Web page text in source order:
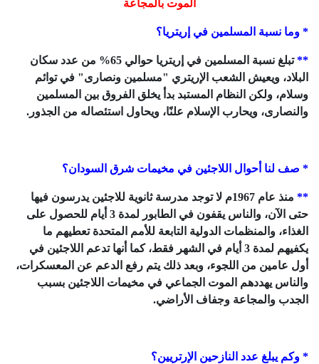
الموت بالمجاعة
* وما نسبة المسلمين في إريتريا؟
**
تبلغ نسبة المسلمين في إريتريا حوالي 65% من عدد سكان
البلاد، ويعيش الشعب الإريتري "مسلمين ونصارى" في توائم
وسلام، ولكن النظام المستبد بدأ يخلق الفروق بين المسلمين
والنصارى، ويحارب الإسلام علنًا، ويحاول استئصاله من الجذور.
* صف لنا أحوال اللاجئين في مخيمات شرق السودان؟
**
منذ عام 1967م لا توجد مدرسة ثانوية للاجئين يدرسون فيها
حتى الآن، والناس يقفون في الطابور لمدة 3 أيام للحصول على
الغذاء، والمنظمات الدولية التابعة للأمم المتحدة تعطيهم ما
يكفيهم لمدة 3 أيام في الشهر فقط، كما أنها تدعم اللاجئين في
أول عامين من اللجوء، وبعد ذلك يتم رفع الدعم عن المعسكرات،
والناس يهددهم الموت الجماعي في مخيمات اللاجئين بسبب
الجدب والمجاعة وجفاف الأراضي.
* وكم يبلغ عدد النازحين الإرتريين؟